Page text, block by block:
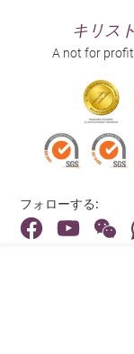
キリス
A not for
フォローする: